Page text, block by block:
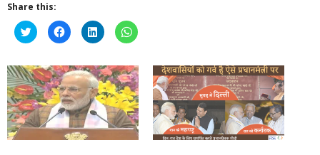
Share this:
Click
to
share
Twitter
(Opens
in
new
window)
Click
to
share
Facebook
(Opens
in
new
window)
Click
to
share
LinkedIn
(Opens
in
new
window)
Click
to
WhatsApp
(Opens
in
new
window)